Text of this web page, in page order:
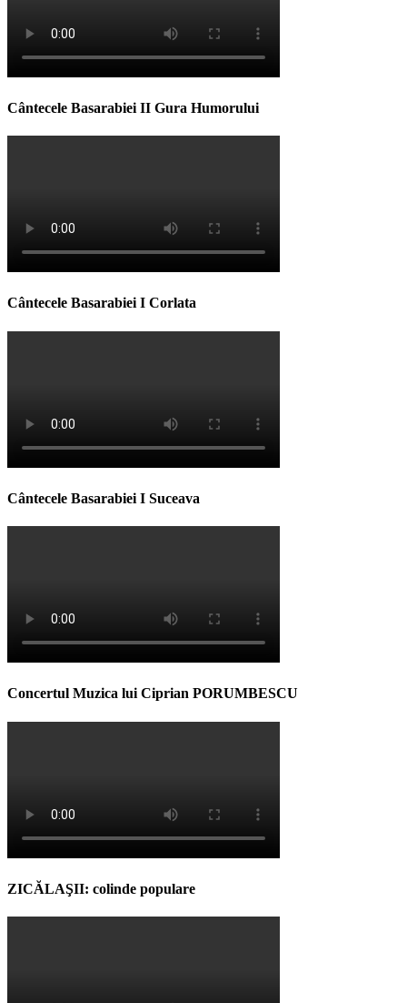
Cântecele Basarabiei II Gura Humorului
Cântecele Basarabiei I Corlata
Cântecele Basarabiei I Suceava
Concertul Muzica lui Ciprian PORUMBESCU
ZICĂLAŞII: colinde populare